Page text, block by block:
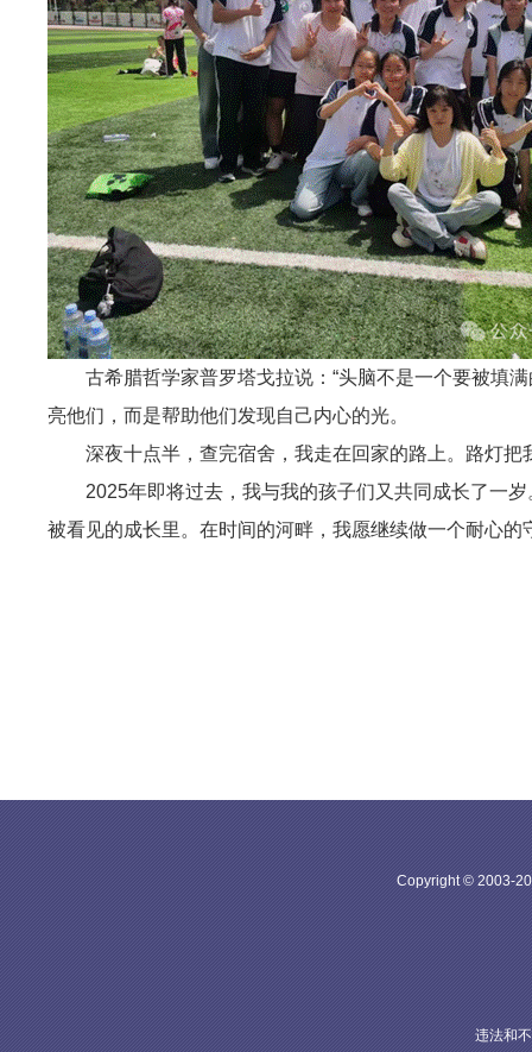
古希腊哲学家普罗塔戈拉说：“头脑不是一个要被填
亮他们，而是帮助他们发现自己内心的光。
深夜十点半，查完宿舍，我走在回家的路上。路灯
2025年即将过去，我与我的孩子们又共同成长了一
被看见的成长里。在时间的河畔，我愿继续做一个耐心
Copyright © 2003-
违法和